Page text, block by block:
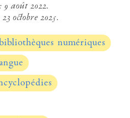
9 août 2022.
23 octobre 2025.
bibliothèques numériques